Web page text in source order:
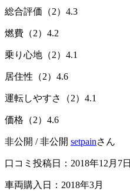
総合評価（2） 4.3
燃費（2） 4.2
乗り心地（2） 4.1
居住性（2） 4.6
運転しやすさ（2） 4.1
価格（2） 4.6
非公開 / 非公開 setpainさん
口コミ投稿日：2018年12月7日
車両購入日：2018年3月